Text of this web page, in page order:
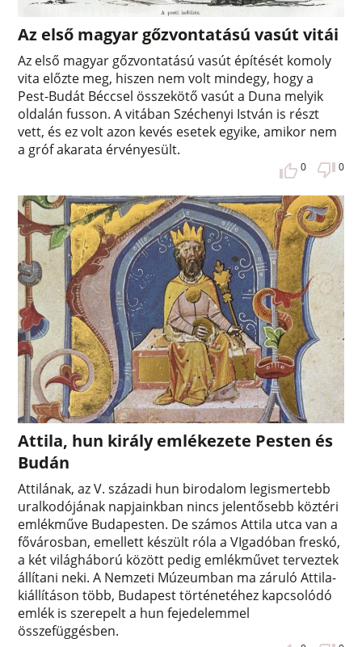
Az első magyar gőzvontatású vasút vitái
Az első magyar gőzvontatású vasút építését komoly
vita előzte meg, hiszen nem volt mindegy, hogy a
Pest-Budát Béccsel összekötő vasút a Duna melyik
oldalán fusson. A vitában Széchenyi István is részt
vett, és ez volt azon kevés esetek egyike, amikor nem
a gróf akarata érvényesült.
0 0
Attila, hun király emlékezete Pesten és
Budán
Attilának, az V. századi hun birodalom legismertebb
uralkodójának napjainkban nincs jelentősebb köztéri
emlékműve Budapesten. De számos Attila utca van a
fővárosban, emellett készült róla a VIgadóban freskó,
a két világháború között pedig emlékművet terveztek
állítani neki. A Nemzeti Múzeumban ma záruló Attila-
kiállításon több, Budapest történetéhez kapcsolódó
emlék is szerepelt a hun fejedelemmel
összefüggésben.